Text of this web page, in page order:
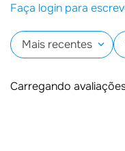
Faça login para
Mais recentes
Carregando